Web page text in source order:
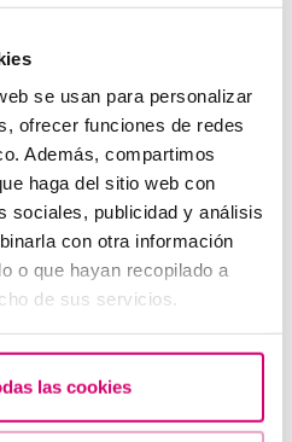
se usan para personalizar
ofrecer funciones de redes
Además, compartimos
haga del sitio web con
sociales, publicidad y análisis
con otra información
o que hayan recopilado a
de sus servicios.
las cookies
dopo una FIV